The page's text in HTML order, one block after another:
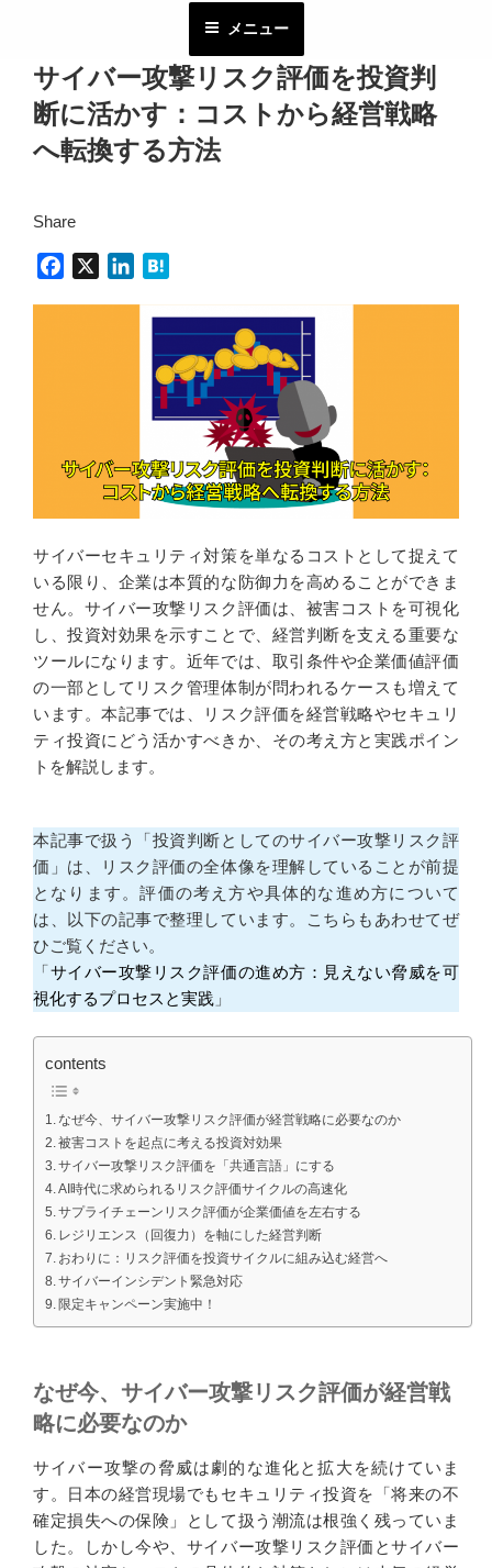
メニュー
サイバー攻撃リスク評価を投資判
断に活かす：コストから経営戦略
へ転換する方法
Share
t
n
a
サイバーセキュリティ対策を単なるコストとして捉えて
いる限り、企業は本質的な防御力を高めることができま
せん。サイバー攻撃リスク評価は、被害コストを可視化
し、投資対効果を示すことで、経営判断を支える重要な
ツールになります。近年では、取引条件や企業価値評価
の一部としてリスク管理体制が問われるケースも増えて
います。本記事では、リスク評価を経営戦略やセキュリ
ティ投資にどう活かすべきか、その考え方と実践ポイン
トを解説します。
本記事で扱う「投資判断としてのサイバー攻撃リスク評
価」は、リスク評価の全体像を理解していることが前提
となります。評価の考え方や具体的な進め方について
は、以下の記事で整理しています。こちらもあわせてぜ
ひご覧ください。
「サイバー攻撃リスク評価の進め方：見えない脅威を可
視化するプロセスと実践 」
contents
なぜ今、サイバー攻撃リスク評価が経営戦略に必要なのか
被害コストを起点に考える投資対効果
サイバー攻撃リスク評価を「共通言語」にする
AI時代に求められるリスク評価サイクルの高速化
サプライチェーンリスク評価が企業価値を左右する
レジリエンス（回復力）を軸にした経営判断
おわりに：リスク評価を投資サイクルに組み込む経営へ
サイバーインシデント緊急対応
限定キャンペーン実施中！
なぜ今、サイバー攻撃リスク評価が経営戦
略に必要なのか
サイバー攻撃の脅威は劇的な進化と拡大を続けていま
す。日本の経営現場でもセキュリティ投資を「将来の不
確定損失への保険」として扱う潮流は根強く残っていま
した。しかし今や、サイバー攻撃リスク評価とサイバー